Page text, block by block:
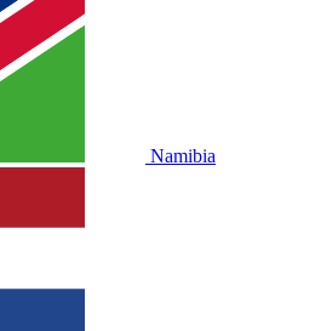
Namibia